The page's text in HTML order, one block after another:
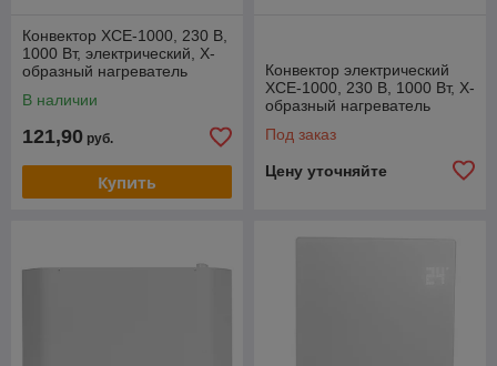
Конвектор XCE-1000, 230 В,
1000 Вт, электрический, X-
образный нагреватель
В наличии
121,90 руб.
Купить
Конвектор электрический
XCE-1000, 230 В, 1000 Вт, X-
образный нагреватель
Под заказ
Цену уточняйте